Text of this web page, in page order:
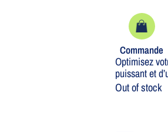
Commande
Optimisez
puissant et
Out of stock